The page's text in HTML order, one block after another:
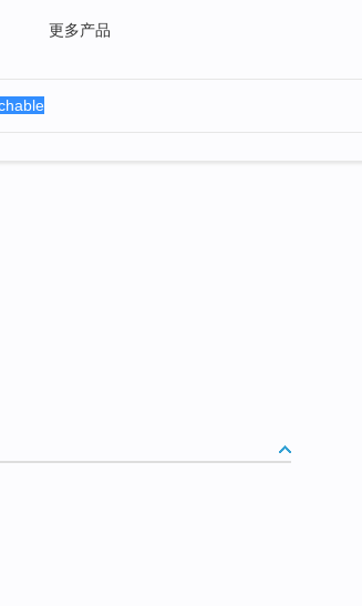
更多产品